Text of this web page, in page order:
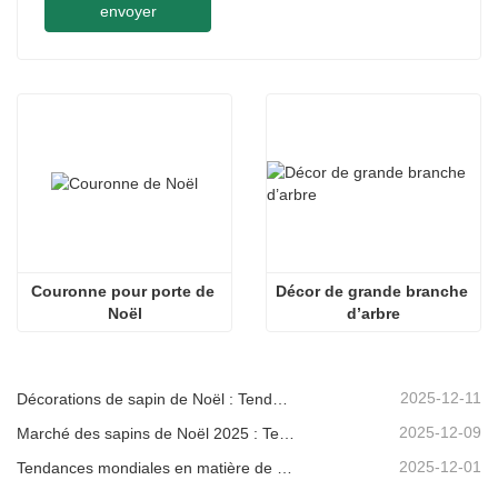
envoyer
Couronne pour porte de
Noël
Décor de grande branche
d’arbre
2025-12-11
2025-12-09
Tendances mondiales en matière de décoration de Noël et pourquoi Christmas Queen reste leader du marché 2025-12-01